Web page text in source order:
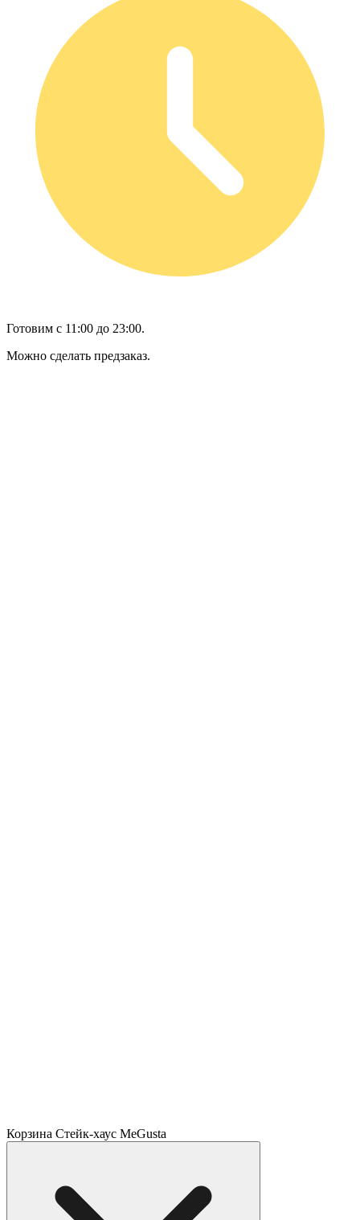
Готовим с 11:00 до 23:00.
Можно сделать предзаказ.
Корзина Стейк-хаус MeGusta